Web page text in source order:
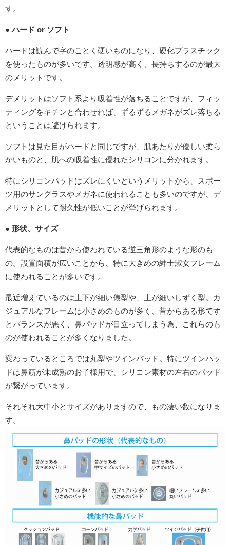
す。
● ハード or ソフト
ハードは読んで字のごとく硬いものになり、硬化プラスチック
を使ったものが多いです。透明感が高く、長持ちするのが最大
のメリットです。
デメリットはソフト系より吸着性が落ちることですが、フィッ
ティングをキチンと合わせれば、ずるずるメガネがズレ落ちる
ということは避けられます。
ソフトは見た目がハードと同じですが、肌あたりが優しい柔ら
かいものと、肌への吸着性に優れたシリコンに分かれます。
特にシリコンパッドはズレにくいというメリットから、スポー
ツ用のサングラスやメガネに使われることも多いのですが、デ
メリットとして耐久性が低いことが挙げられます。
● 形状、サイズ
代表的なものは昔から使われている逆三角形のような形のも
の。設置面積が広いことから、特に大きめの紳士淑女フレーム
に使われることが多いです。
最近増えているのは上下が細い俵型や、上が細いしずく型。カ
ジュアルなフレームは小さめのものが多く、昔からある形です
とバランスが悪く、鼻パッドが目立ってしまう為、これらのも
のが使われることが多くなりました。
変わっているところでは丸型やツインパッド。特にツインパッ
ドは鼻筋が未成熟のお子様用で、シリコン素材の左右のパッド
が繋がっています。
それぞれ大中小とサイズがありますので、もの凄い数になりま
す。